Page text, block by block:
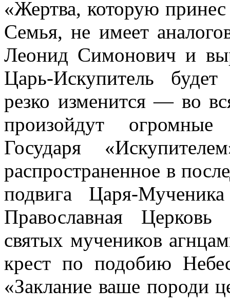
«Жертва, которую
Семья, не имеет
Леонид Симонович и
Царь-Искупитель
резко изменится — во
произойдут
Государя
распространенное в
подвига Царя-
Православная Церковь
святых мучеников
крест по подобию
«Заклание ваше породи